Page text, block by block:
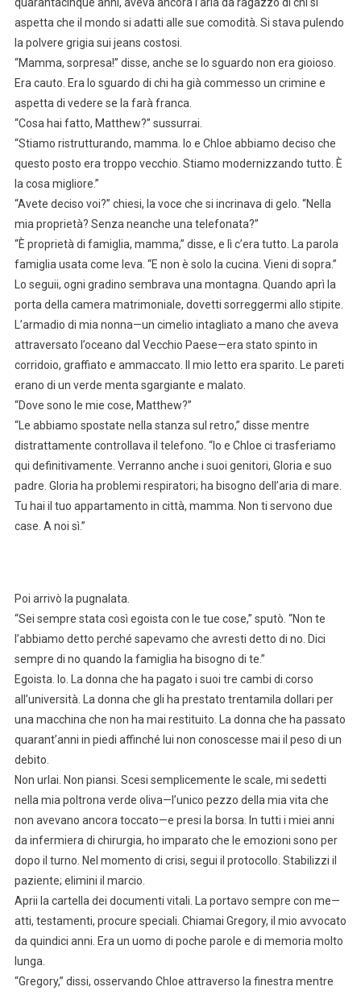
aspetta che il mondo si adatti alle sue comodità. Si stava pulendo
la polvere grigia sui jeans costosi.
“Mamma, sorpresa!” disse, anche se lo sguardo non era gioioso.
Era cauto. Era lo sguardo di chi ha già commesso un crimine e
aspetta di vedere se la farà franca.
“Cosa hai fatto, Matthew?” sussurrai.
“Stiamo ristrutturando, mamma. Io e Chloe abbiamo deciso che
questo posto era troppo vecchio. Stiamo modernizzando tutto. È
la cosa migliore.”
“Avete deciso voi?” chiesi, la voce che si incrinava di gelo. “Nella
mia proprietà? Senza neanche una telefonata?”
“È proprietà di famiglia, mamma,” disse, e lì c’era tutto. La parola
famiglia usata come leva. “E non è solo la cucina. Vieni di sopra.”
Lo seguii, ogni gradino sembrava una montagna. Quando aprì la
porta della camera matrimoniale, dovetti sorreggermi allo stipite.
L’armadio di mia nonna—un cimelio intagliato a mano che aveva
attraversato l’oceano dal Vecchio Paese—era stato spinto in
corridoio, graffiato e ammaccato. Il mio letto era sparito. Le pareti
erano di un verde menta sgargiante e malato.
“Dove sono le mie cose, Matthew?”
“Le abbiamo spostate nella stanza sul retro,” disse mentre
distrattamente controllava il telefono. “Io e Chloe ci trasferiamo
qui definitivamente. Verranno anche i suoi genitori, Gloria e suo
padre. Gloria ha problemi respiratori; ha bisogno dell’aria di mare.
Tu hai il tuo appartamento in città, mamma. Non ti servono due
case. A noi sì.”
Poi arrivò la pugnalata.
“Sei sempre stata così egoista con le tue cose,” sputò. “Non te
l’abbiamo detto perché sapevamo che avresti detto di no. Dici
sempre di no quando la famiglia ha bisogno di te.”
Egoista. Io. La donna che ha pagato i suoi tre cambi di corso
all’università. La donna che gli ha prestato trentamila dollari per
una macchina che non ha mai restituito. La donna che ha passato
quarant’anni in piedi affinché lui non conoscesse mai il peso di un
debito.
Non urlai. Non piansi. Scesi semplicemente le scale, mi sedetti
nella mia poltrona verde oliva—l’unico pezzo della mia vita che
non avevano ancora toccato—e presi la borsa. In tutti i miei anni
da infermiera di chirurgia, ho imparato che le emozioni sono per
dopo il turno. Nel momento di crisi, segui il protocollo. Stabilizzi il
paziente; elimini il marcio.
Aprii la cartella dei documenti vitali. La portavo sempre con me—
atti, testamenti, procure speciali. Chiamai Gregory, il mio avvocato
da quindici anni. Era un uomo di poche parole e di memoria molto
lunga.
“Gregory,” dissi, osservando Chloe attraverso la finestra mentre